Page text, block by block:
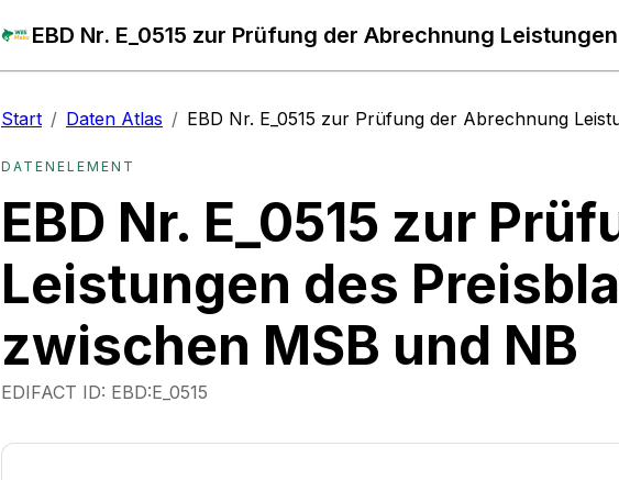
Start / Daten Atlas / EBD Nr. E_0515 zur Prüfung der Abrechnung
DATENELEMENT
EBD Nr. E_0515 zur
Leistungen des
zwischen MSB und NB
EDIFACT ID: EBD:E_0515